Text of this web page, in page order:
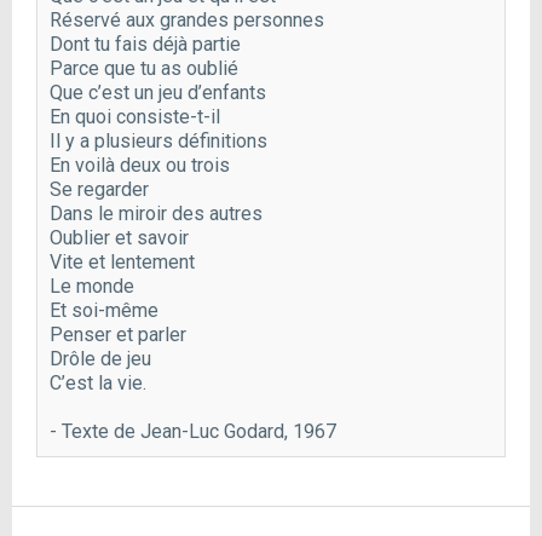
Réservé aux grandes personnes
Dont tu fais déjà partie
Parce que tu as oublié
Que c’est un jeu d’enfants
En quoi consiste-t-il
Il y a plusieurs définitions
En voilà deux ou trois
Se regarder
Dans le miroir des autres
Oublier et savoir
Vite et lentement
Le monde
Et soi-même
Penser et parler
Drôle de jeu
C’est la vie.
- Texte de Jean-Luc Godard, 1967